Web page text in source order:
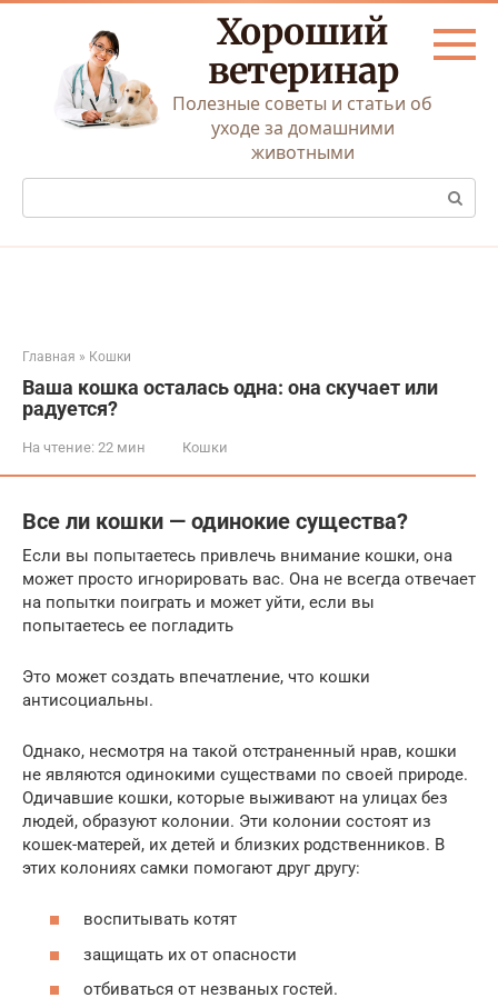
Перейти
Хороший
ветеринар
Полезные советы и статьи об
уходе за домашними
животными
Поиск:
Главная » Кошки
Ваша кошка осталась одна: она скучает или
радуется?
На чтение: 22 мин Кошки
Все ли кошки — одинокие существа?
Если вы попытаетесь привлечь внимание кошки, она
может просто игнорировать вас. Она не всегда отвечает
на попытки поиграть и может уйти, если вы
попытаетесь ее погладить
Это может создать впечатление, что кошки
антисоциальны.
Однако, несмотря на такой отстраненный нрав, кошки
не являются одинокими существами по своей природе.
Одичавшие кошки, которые выживают на улицах без
людей, образуют колонии. Эти колонии состоят из
кошек-матерей, их детей и близких родственников. В
этих колониях самки помогают друг другу:
воспитывать котят
защищать их от опасности
отбиваться от незваных гостей.